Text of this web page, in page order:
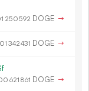
250592 DOGE →
01 342431 DOGE →
621 861 DOGE →